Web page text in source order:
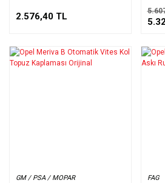
2.576,40 TL
GM / PSA / MOPAR FAG